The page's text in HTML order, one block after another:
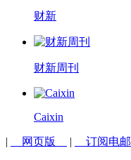
财新
财新周刊
Caixin
| 网页版 | 订阅电邮